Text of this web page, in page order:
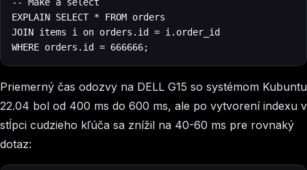
EXPLAIN SELECT * FROM orders
JOIN items i on orders.id = i.order_id
WHERE orders.id = 666666;
Priemerný čas odozvy na DELL G15 so systémom Kubuntu
22.04 bol od 400 ms do 600 ms, ale po vytvorení indexu v
stĺpci cudzieho kľúča sa znížil na 40-60 ms pre rovnaký
dotaz: